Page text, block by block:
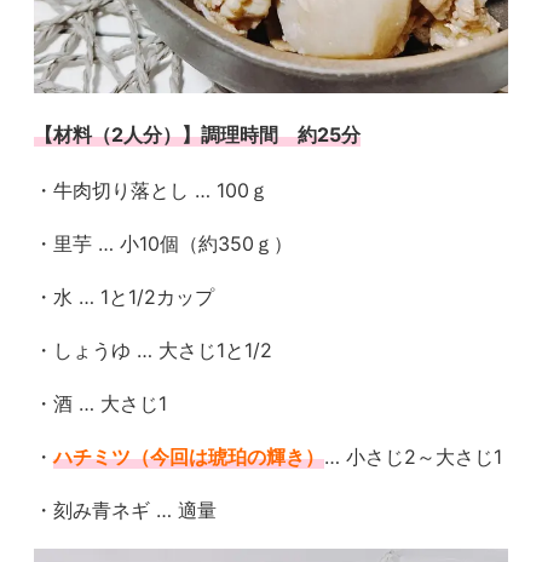
【材料（2人分）】調理時間 約25分
・牛肉切り落とし … 100ｇ
・里芋 … 小10個（約350ｇ）
・水 … 1と1/2カップ
・しょうゆ … 大さじ1と1/2
・酒 … 大さじ1
・ハチミツ（今回は琥珀の輝き）… 小さじ2～大さじ1
・刻み青ネギ … 適量